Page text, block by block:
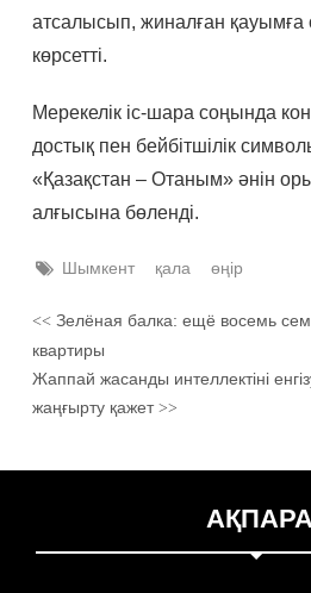
атсалысып, жиналған қауымға
көрсетті.
Мерекелік іс-шара соңында
достық пен бейбітшілік
«Қазақстан – Отаным» әнін
алғысына бөленді.
Шымкент қала өңір
<<Зелёная балка: ещё восемь
квартиры
Жаппай жасанды интеллектіні
жаңғырту қажет >>